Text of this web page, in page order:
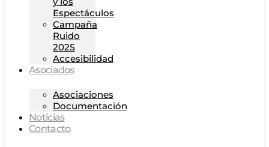
Espectáculos
Campaña
Ruido
2025
Accesibilidad
Asociados
Asociaciones
Documentación
Noticias
Contacto